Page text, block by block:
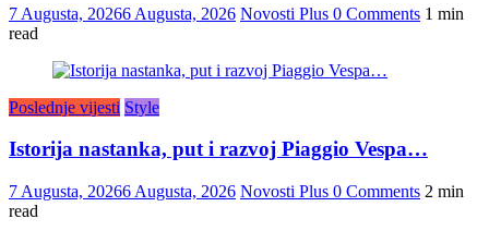
7 Augusta, 20266 Augusta, 2026 Novosti Plus 0 Comments 1 min
read
Poslednje vijesti Style
Istorija nastanka, put i razvoj Piaggio Vespa…
7 Augusta, 20266 Augusta, 2026 Novosti Plus 0 Comments 2 min
read